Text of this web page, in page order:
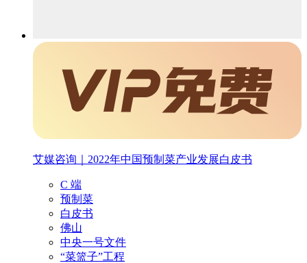
艾媒咨询｜2022年中国预制菜产业发展白皮书
C 端
预制菜
白皮书
佛山
中央一号文件
“菜篮子”工程